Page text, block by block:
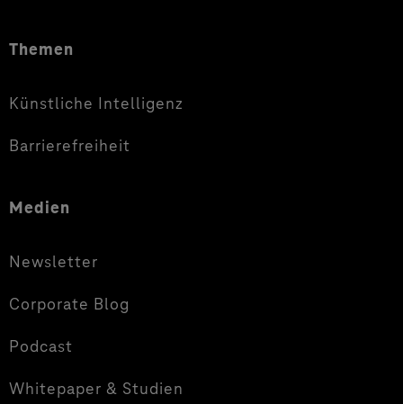
Themen
Künstliche Intelligenz
Barrierefreiheit
Medien
Newsletter
Corporate Blog
Podcast
Whitepaper & Studien